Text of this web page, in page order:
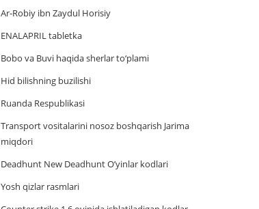
Ar-Robiy ibn Zaydul Horisiy
ENALAPRIL tabletka
Bobo va Buvi haqida sherlar to‘plami
Hid bilishning buzilishi
Ruanda Respublikasi
Trаnsport vositаlаrini nosoz boshqаrish Jаrimа
miqdori
Deadhunt New Deadhunt O’yinlar kodlari
Yosh qizlar rasmlari